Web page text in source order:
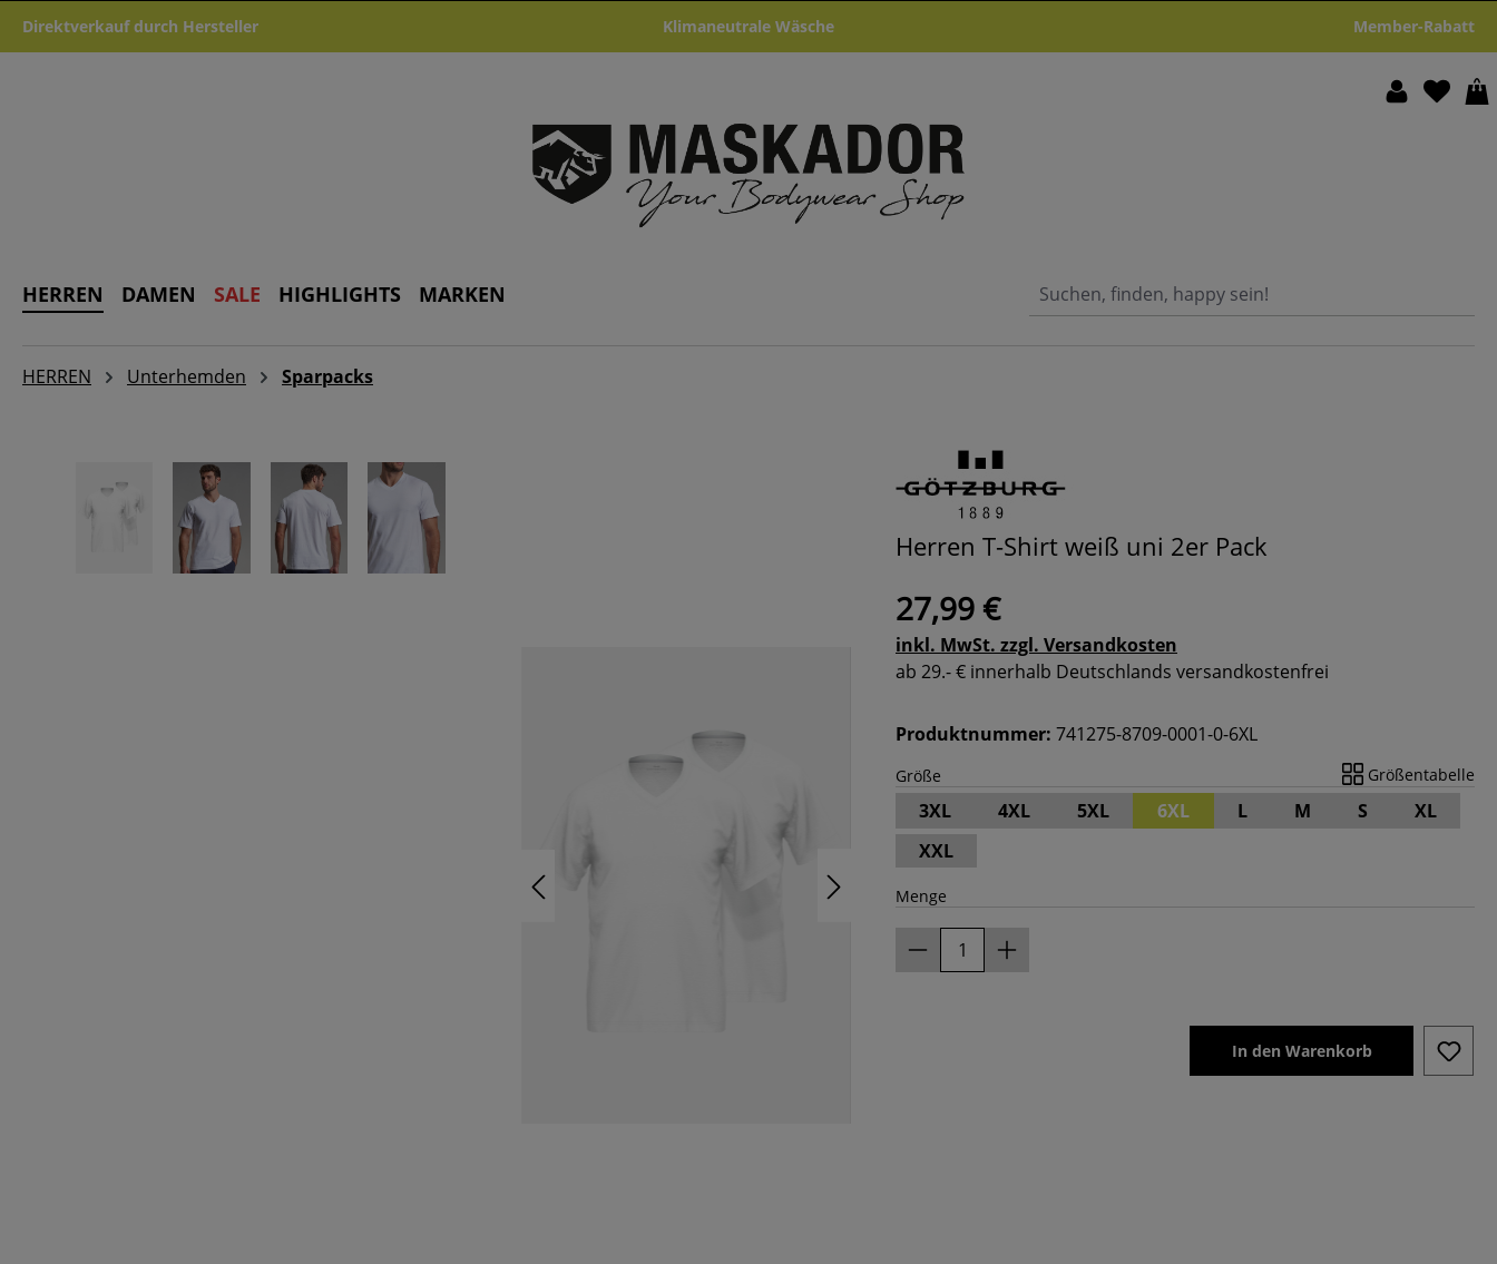
Hauptinhalt springen
Zur Suche springen
Zur Hauptnavigation springen
Direktverkauf durch Hersteller Klimaneutrale Wäsche Member-Rabatt
HERREN DAMEN SALE HIGHLIGHTS MARKEN
HERREN Unterhemden Sparpacks
Herren T-Shirt weiß uni 2er Pack
27,99 €
inkl. MwSt. zzgl. Versandkosten
ab 29.- € innerhalb Deutschlands versandkostenfrei
Produktnummer: 741275-8709-0001-0-6XL
Größe Größentabelle
3XL 4XL 5XL 6XL L M S
XL
XXL
Menge
In den Warenkorb